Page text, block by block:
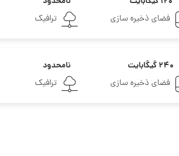
فضای ذخیره سازی
ترافیک
۲۴۰ گیگابایت
فضای ذخیره سازی
نامحدود
ترافیک